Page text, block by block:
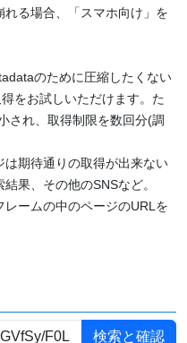
る場合、「スマホ向け」を
のために圧縮したくない
をお試しいただけます。た
され、取得制限を数回分(調
期待通りの取得が出来ない
果、その他のSNSなど。
ームの中のページのURLを